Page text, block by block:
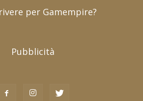
per Gamempire?
Pubblicità